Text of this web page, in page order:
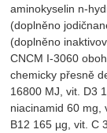
aminokyselin n-
(doplněno
(doplněno
CNCM I-3060
chemicky přesně
16800 MJ, vit. D3
niacinamid 60 mg,
B12 165 µg, vit. C